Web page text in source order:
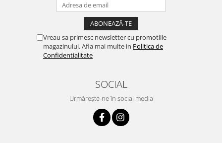
Vreau sa primesc newsletter cu promotiile
magazinului. Afla mai multe in Politica de
Confidentialitate
SOCIAL
Urmărește-ne în social media